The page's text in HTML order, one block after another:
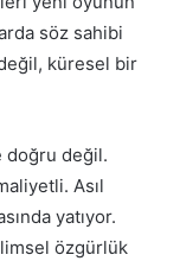
söz sahibi
küresel bir
doğru değil.
Asıl
yatıyor.
özgürlük